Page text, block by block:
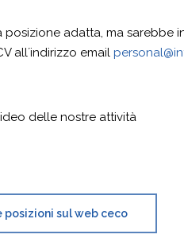
adatta, ma sarebbe
all´indirizzo email
delle nostre attività
posizioni sul web ceco